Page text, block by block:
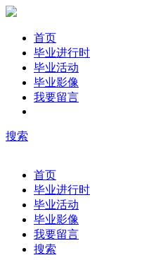
首页
毕业进行时
毕业活动
毕业影像
我要留言
搜索
首页
毕业进行时
毕业活动
毕业影像
我要留言
搜索